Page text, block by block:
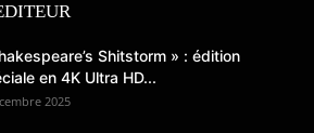
Shitstorm » : édition
en 4K Ultra HD...
2025